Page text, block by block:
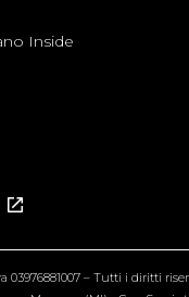
Inside
03976881007 – Tutti i diritti